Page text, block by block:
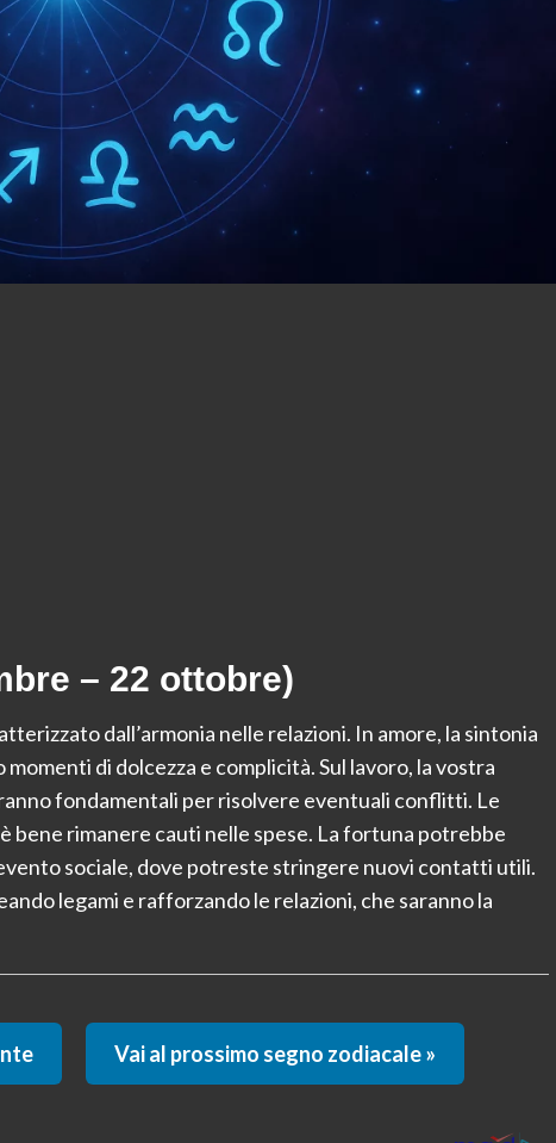
– 22 ottobre)
dall’armonia nelle relazioni. In amore, la sintonia
di dolcezza e complicità. Sul lavoro, la vostra
fondamentali per risolvere eventuali conflitti. Le
bene rimanere cauti nelle spese. La fortuna potrebbe
sociale, dove potreste stringere nuovi contatti utili.
legami e rafforzando le relazioni, che saranno la
Vai al prossimo segno zodiacale »